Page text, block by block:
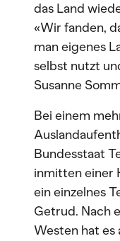
das Land
«Wir fanden,
man eigenes
selbst nutzt
Susanne
Bei einem
Bundesstaat
inmitten einer
ein einzelnes
Getrud. Nach
Westen hat es